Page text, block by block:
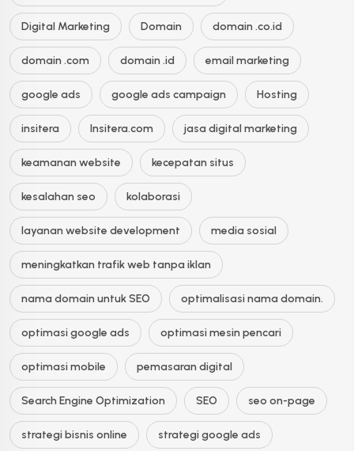
Digital Marketing Domain domain .co.id
domain .com domain .id email marketing
google ads google ads campaign Hosting
insitera Insitera.com jasa digital marketing
keamanan website kecepatan situs
kesalahan seo kolaborasi
layanan website development media sosial
meningkatkan trafik web tanpa iklan
nama domain untuk SEO optimalisasi nama domain.
optimasi google ads optimasi mesin pencari
optimasi mobile pemasaran digital
Search Engine Optimization SEO seo on-page
strategi bisnis online strategi google ads